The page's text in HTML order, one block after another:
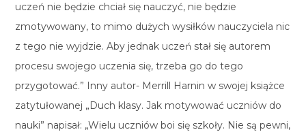
uczeń nie będzie chciał się nauczyć, nie będzie
zmotywowany, to mimo dużych wysiłków nauczyciela nic
z tego nie wyjdzie. Aby jednak uczeń stał się autorem
procesu swojego uczenia się, trzeba go do tego
przygotować.” Inny autor- Merrill Harnin w swojej książce
zatytułowanej „Duch klasy. Jak motywować uczniów do
nauki” napisał: „Wielu uczniów boi się szkoły. Nie są pewni,